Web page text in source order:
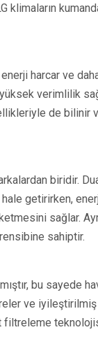
harcar ve
verimlilik
de
biridir.
getirirken,
sağlar.
sahiptir.
bu sayede
ve iyileştirilmiş
filtreleme